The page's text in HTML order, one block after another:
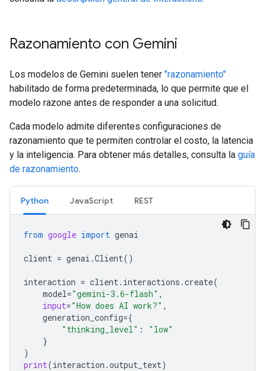
Razonamiento con Gemini
Los modelos de Gemini suelen tener "razonamiento"
habilitado de forma predeterminada, lo que permite que el
modelo razone antes de responder a una solicitud.
Cada modelo admite diferentes configuraciones de
razonamiento que te permiten controlar el costo, la latencia
y la inteligencia. Para obtener más detalles, consulta la guía
de razonamiento.
Python JavaScript REST
from google import genai
client = genai .Client()
interaction = client. interactions .create(
model="gemini-3.6-flash" ,
input="How does AI work?" ,
generation_config={
"thinking_level" :
"low"
}
)
print(interaction .output_text)